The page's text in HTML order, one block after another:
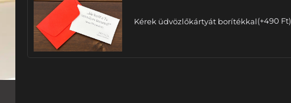
Kérek üdvözlőkártyát borítékkal(+490 Ft)